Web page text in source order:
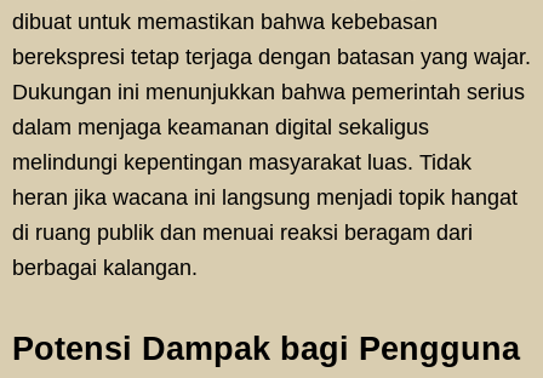
dibuat untuk memastikan bahwa kebebasan
berekspresi tetap terjaga dengan batasan yang wajar.
Dukungan ini menunjukkan bahwa pemerintah serius
dalam menjaga keamanan digital sekaligus
melindungi kepentingan masyarakat luas. Tidak
heran jika wacana ini langsung menjadi topik hangat
di ruang publik dan menuai reaksi beragam dari
berbagai kalangan.
Potensi Dampak bagi Pengguna